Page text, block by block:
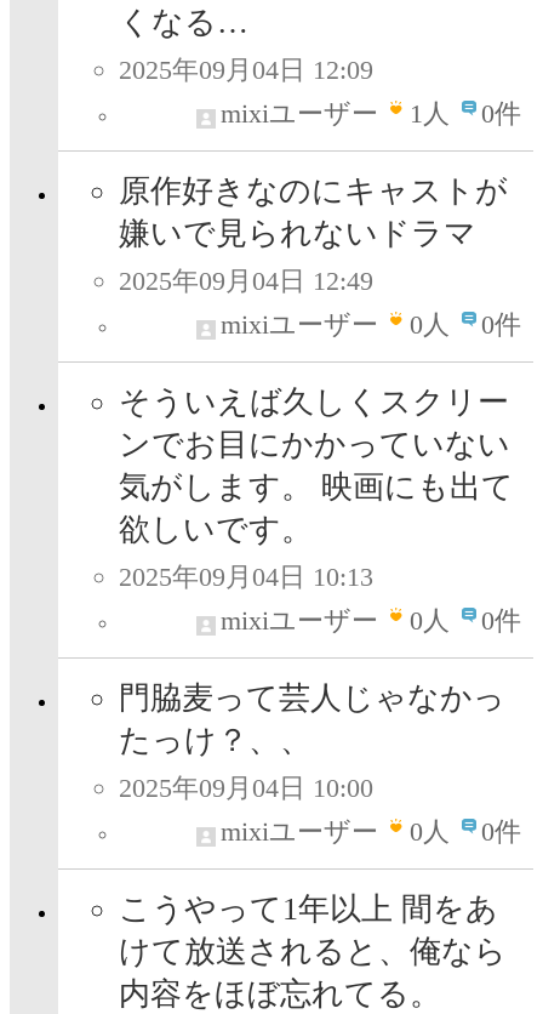
くなる…
2025年09月04日 12:09
mixiユーザー
1人 0件
原作好きなのにキャストが
嫌いで見られないドラマ
2025年09月04日 12:49
mixiユーザー
0人 0件
そういえば久しくスクリー
ンでお目にかかっていない
気がします。 映画にも出て
欲しいです。
2025年09月04日 10:13
mixiユーザー
0人 0件
門脇麦って芸人じゃなかっ
たっけ？、、
2025年09月04日 10:00
mixiユーザー
0人 0件
こうやって1年以上 間をあ
けて放送されると、俺なら
内容をほぼ忘れてる。